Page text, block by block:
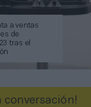
a ventas
de
tras el
conversación!